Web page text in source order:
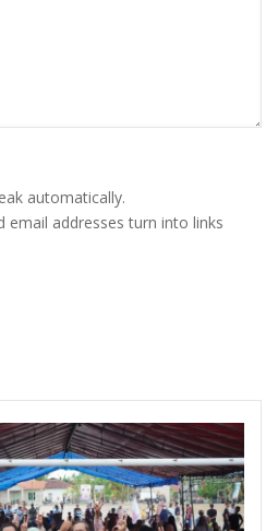
automatically.
email addresses turn into links